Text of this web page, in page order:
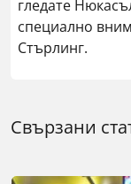
гледате
специално
Стърлинг.
Свързани